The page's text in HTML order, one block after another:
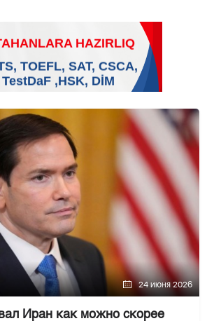
24 июня 2026
Иран как можно скорее